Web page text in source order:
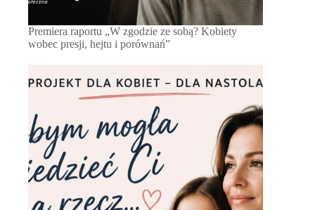
Premiera raportu „W zgodzie ze sobą? Kobiety
wobec presji, hejtu i porównań”